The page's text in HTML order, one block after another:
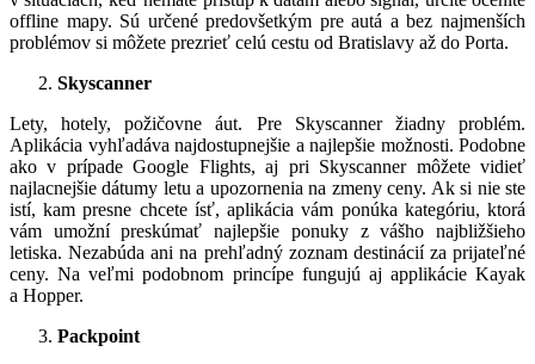
offline mapy. Sú určené predovšetkým pre autá a bez najmenších
problémov si môžete prezrieť celú cestu od Bratislavy až do Porta.
Skyscanner
Lety, hotely, požičovne áut. Pre Skyscanner žiadny problém.
Aplikácia vyhľadáva najdostupnejšie a najlepšie možnosti. Podobne
ako v prípade Google Flights, aj pri Skyscanner môžete vidieť
najlacnejšie dátumy letu a upozornenia na zmeny ceny. Ak si nie ste
istí, kam presne chcete ísť, aplikácia vám ponúka kategóriu, ktorá
vám umožní preskúmať najlepšie ponuky z vášho najbližšieho
letiska. Nezabúda ani na prehľadný zoznam destinácií za prijateľné
ceny. Na veľmi podobnom princípe fungujú aj applikácie Kayak
a Hopper.
Packpoint